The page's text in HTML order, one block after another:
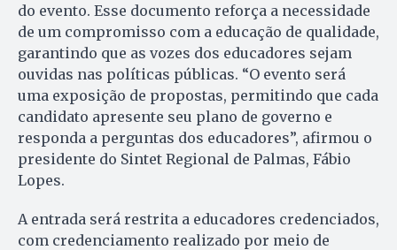
do evento. Esse documento reforça a necessidade
de um compromisso com a educação de qualidade,
garantindo que as vozes dos educadores sejam
ouvidas nas políticas públicas. “O evento será
uma exposição de propostas, permitindo que cada
candidato apresente seu plano de governo e
responda a perguntas dos educadores”, afirmou o
presidente do Sintet Regional de Palmas, Fábio
Lopes.
A entrada será restrita a educadores credenciados,
com credenciamento realizado por meio de